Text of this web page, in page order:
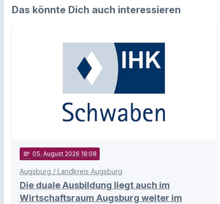
Das könnte Dich auch interessieren
notes 05. August 2026 18:08
Augsburg / Landkreis Augsburg
Die duale Ausbildung liegt auch im
Wirtschaftsraum Augsburg weiter im